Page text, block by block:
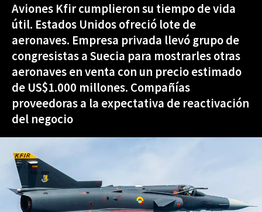
Aviones Kfir cumplieron su tiempo de vida
útil. Estados Unidos ofreció lote de
aeronaves. Empresa privada llevó grupo de
congresistas a Suecia para mostrarles otras
aeronaves en venta con un precio estimado
de US$1.000 millones. Compañías
proveedoras a la expectativa de reactivación
del negocio